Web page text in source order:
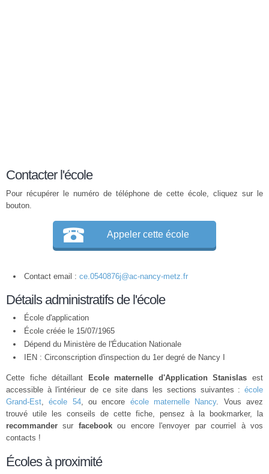
Contacter l'école
Pour récupérer le numéro de téléphone de cette école, cliquez sur le
bouton.
Appeler cette école
Contact email : ce.0540876j@ac-nancy-metz.fr
Détails administratifs de l'école
École d'application
École créée le 15/07/1965
Dépend du Ministère de l'Éducation Nationale
IEN : Circonscription d'inspection du 1er degré de Nancy I
Cette fiche détaillant Ecole maternelle d'Application Stanislas est
accessible à l'intérieur de ce site dans les sections suivantes : école
Grand-Est,école 54, ou encore école maternelle Nancy. Vous avez
trouvé utile les conseils de cette fiche, pensez à la bookmarker, la
recommander sur facebookou encore l'envoyer par courriel à vos
contacts !
Écoles à proximité